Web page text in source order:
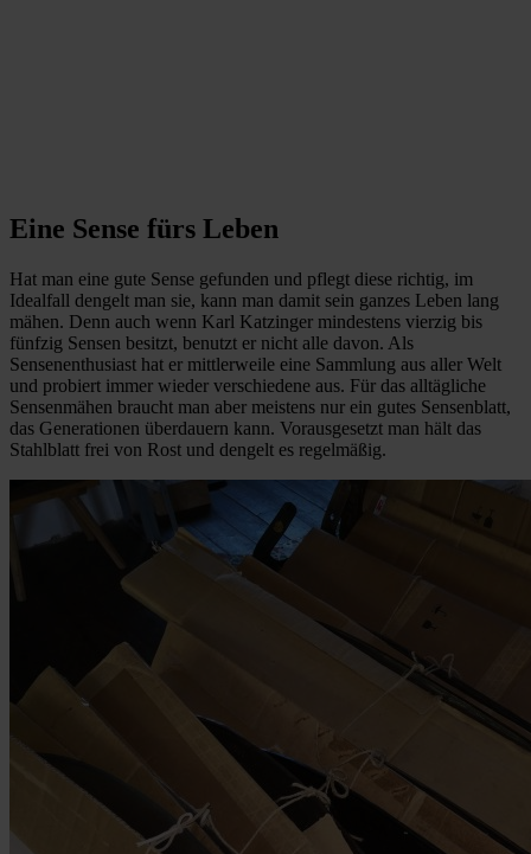
Eine Sense fürs Leben
Hat man eine gute Sense gefunden und pflegt diese richtig, im
Idealfall dengelt man sie, kann man damit sein ganzes Leben lang
mähen. Denn auch wenn Karl Katzinger mindestens vierzig bis
fünfzig Sensen besitzt, benutzt er nicht alle davon. Als
Sensenenthusiast hat er mittlerweile eine Sammlung aus aller Welt
und probiert immer wieder verschiedene aus. Für das alltägliche
Sensenmähen braucht man aber meistens nur ein gutes Sensenblatt,
das Generationen überdauern kann. Vorausgesetzt man hält das
Stahlblatt frei von Rost und dengelt es regelmäßig.